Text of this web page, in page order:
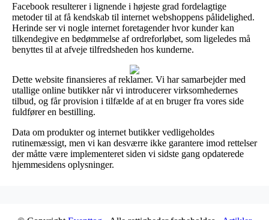
Facebook resulterer i lignende i højeste grad fordelagtige
metoder til at få kendskab til internet webshoppens pålidelighed.
Herinde ser vi nogle internet foretagender hvor kunder kan
tilkendegive en bedømmelse af ordreforløbet, som ligeledes må
benyttes til at afveje tilfredsheden hos kunderne.
Dette website finansieres af reklamer. Vi har samarbejder med
utallige online butikker når vi introducerer virksomhedernes
tilbud, og får provision i tilfælde af at en bruger fra vores side
fuldfører en bestilling.
Data om produkter og internet butikker vedligeholdes
rutinemæssigt, men vi kan desværre ikke garantere imod rettelser
der måtte være implementeret siden vi sidste gang opdaterede
hjemmesidens oplysninger.